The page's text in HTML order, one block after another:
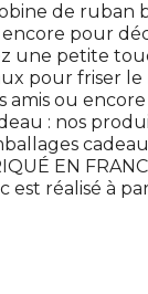
de
pour
une petite
pour friser
ou
: nos
EN
réalisé à